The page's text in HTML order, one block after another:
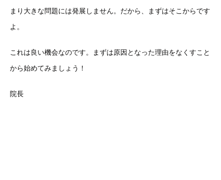
まり大きな問題には発展しません。だから、まずはそこからです
よ。
これは良い機会なのです。まずは原因となった理由をなくすこと
から始めてみましょう！
院長